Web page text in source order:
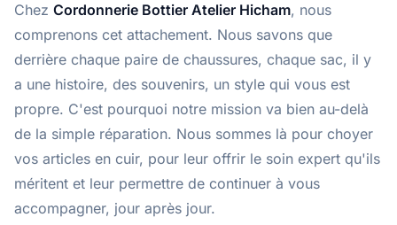
Chez Cordonnerie Bottier Atelier Hicham, nous
comprenons cet attachement. Nous savons que
derrière chaque paire de chaussures, chaque sac, il y
a une histoire, des souvenirs, un style qui vous est
propre. C'est pourquoi notre mission va bien au-delà
de la simple réparation. Nous sommes là pour choyer
vos articles en cuir, pour leur offrir le soin expert qu'ils
méritent et leur permettre de continuer à vous
accompagner, jour après jour.